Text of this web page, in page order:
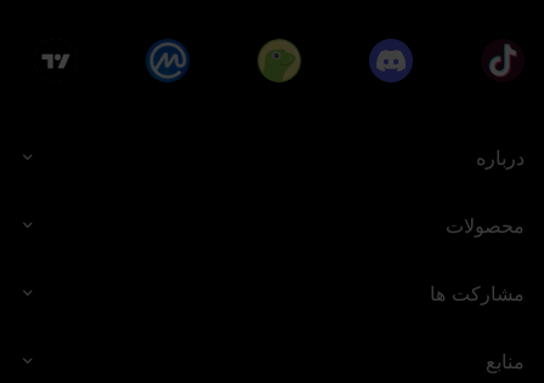
درباره
محصولات
مشارکت ها
منابع